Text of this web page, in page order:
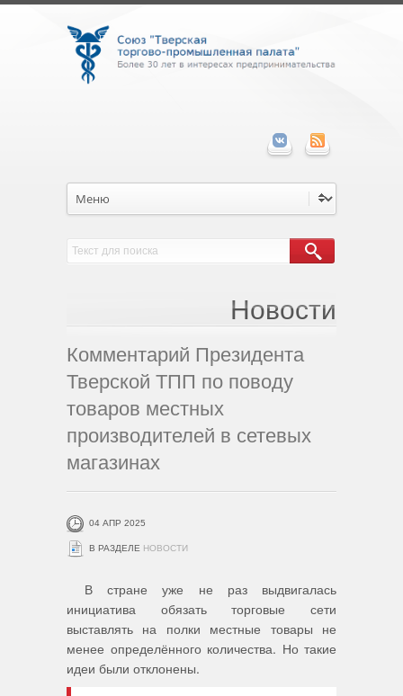
Новости
Комментарий Президента
Тверской ТПП по поводу
товаров местных
производителей в сетевых
магазинах
04 АПР 2025
В РАЗДЕЛЕ НОВОСТИ
В стране уже не раз выдвигалась
инициатива обязать торговые сети
выставлять на полки местные товары не
менее определённого количества. Но такие
идеи были отклонены.